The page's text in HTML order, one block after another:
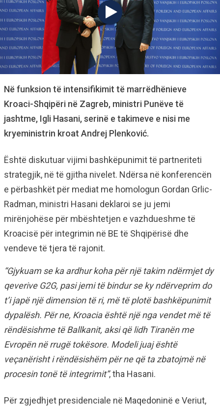
Në funksion të intensifikimit të marrëdhënieve
Kroaci-Shqipëri në Zagreb, ministri Punëve të
jashtme, Igli Hasani, serinë e takimeve e nisi me
kryeministrin kroat Andrej Plenković.
Është diskutuar vijimi bashkëpunimit të partneriteti
strategjik, në të gjitha nivelet. Ndërsa në konferencën
e përbashkët për mediat me homologun Gordan Grlic-
Radman, ministri Hasani deklaroi se ju jemi
mirënjohëse për mbështetjen e vazhdueshme të
Kroacisë për integrimin në BE të Shqipërisë dhe
vendeve të tjera të rajonit.
“Gjykuam se ka ardhur koha për një takim ndërmjet dy
qeverive G2G, pasi jemi të bindur se ky ndërveprim do
t’i japë një dimension të ri, më të plotë bashkëpunimit
dypalësh. Për ne, Kroacia është një nga vendet më të
rëndësishme të Ballkanit, aksi që lidh Tiranën me
Evropën në rrugë tokësore. Modeli juaj është
veçanërisht i rëndësishëm për ne që ta zbatojmë në
procesin tonë të integrimit”, tha Hasani.
Për zgjedhjet presidenciale në Maqedoninë e Veriut,